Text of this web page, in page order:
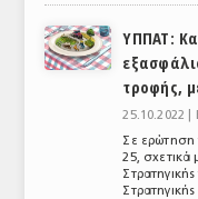
ΥΠΠΑΤ:
τροφής,
25.10.2022 |
Σε ερώτηση
25, σχετικά